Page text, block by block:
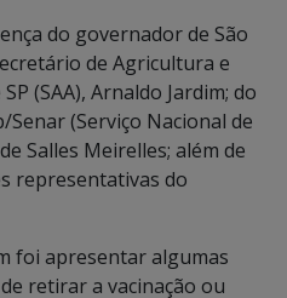
do governador de São
de Agricultura e
(SAA), Arnaldo Jardim; do
(Serviço Nacional de
Salles Meirelles; além de
representativas do
foi apresentar algumas
retirar a vacinação ou